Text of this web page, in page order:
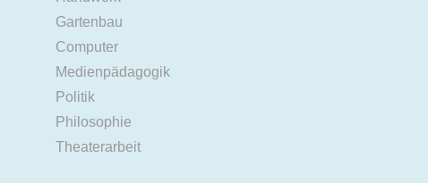
Gartenbau
Computer
Medienpädagogik
Politik
Philosophie
Theaterarbeit